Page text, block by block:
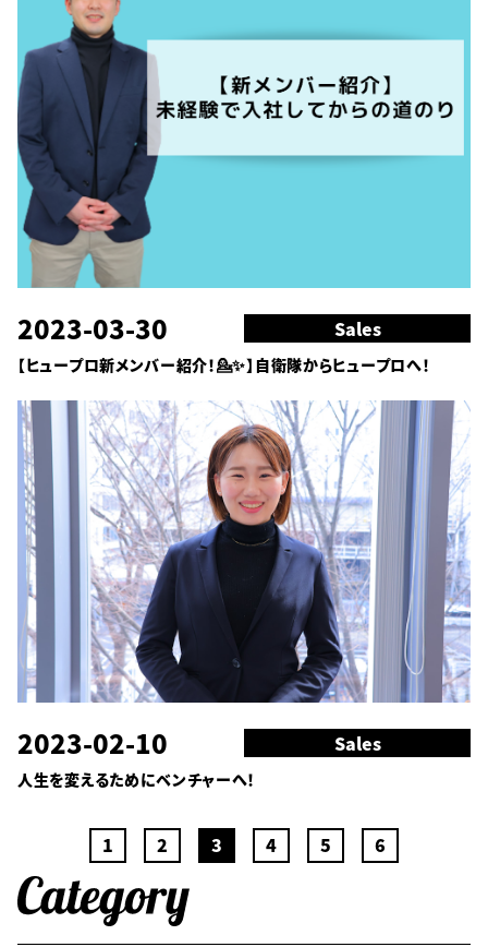
2023-03-30 Sales
【ヒュープロ新メンバー紹介！💁✨】自衛隊からヒュープロへ！
2023-02-10 Sales
人生を変えるためにベンチャーへ！
1 2 3 4 5 6